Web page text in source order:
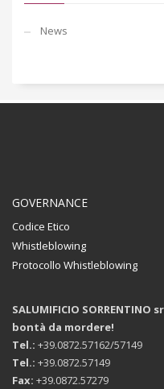
News
GOVERNANCE
Codice Etico
Whistleblowing
Protocollo Whistleblowing
SALUMIFICIO SORRENTINO
bontà da mordere!
Tel.: +39.0872.57162/57149
Tel.: +39.0872.57149
Fax: +39.0872.57279